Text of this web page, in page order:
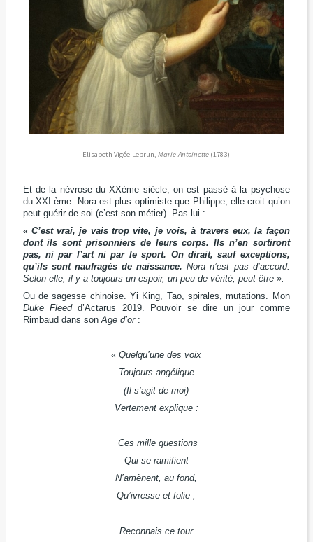
Elisabeth Vigée-Lebrun,Marie-Antoinette (1783)
Et de la névrose du XXème siècle, on est passé à la psychose
du XXI ème. Nora est plus optimiste que Philippe, elle croit qu’on
peut guérir de soi (c’est son métier). Pas lui :
« C’est vrai, je vais trop vite, je vois, à travers eux, la façon
dont ils sont prisonniers de leurs corps. Ils n’en sortiront
pas, ni par l’art ni par le sport. On dirait, sauf exceptions,
qu’ils sont naufragés de naissance. Nora n’est pas d’accord.
Selon elle, il y a toujours un espoir, un peu de vérité, peut-être ».
Ou de sagesse chinoise. Yi King, Tao, spirales, mutations. Mon
Duke Fleedd’Actarus 2019. Pouvoir se dire un jour comme
Rimbaud dans sonAge d’or:
« Quelqu’une des voix
Toujours angélique
(Il s’agit de moi)
Vertement explique :
Ces mille questions
Qui se ramifient
N’amènent, au fond,
Qu’ivresse et folie ;
Reconnais ce tour